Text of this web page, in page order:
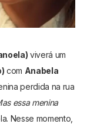
viverá um
com Anabela
perdida na rua
essa menina
Nesse momento,